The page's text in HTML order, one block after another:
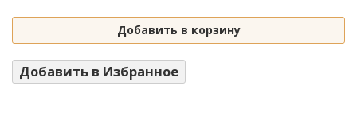
Добавить в корзину
Добавить в Избранное